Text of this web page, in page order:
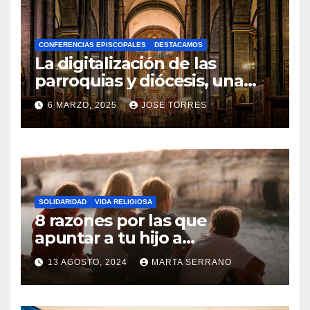
H
A
Y
C
O
M
N
T
A
R
I
O
S
CONFERENCIAS EPISCOPALES DESTACAMOS
La digitalización de las
parroquias y diócesis, una
realidad ya para el futuro de
la Iglesia
6 MARZO, 2025 JOSE TORRES
N
O
H
A
Y
SOLIDARIDAD VIDA RELIGIOSA
8 razones por las que
apuntar a tu hijo a
Catequesis
13 AGOSTO, 2024 MARTA SERRANO
N
O